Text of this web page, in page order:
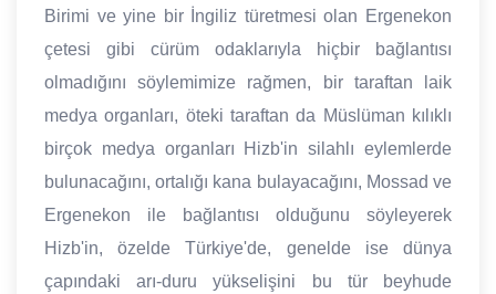
Birimi ve yine bir İngiliz türetmesi olan Ergenekon
çetesi gibi cürüm odaklarıyla hiçbir bağlantısı
olmadığını söylemimize rağmen, bir taraftan laik
medya organları, öteki taraftan da Müslüman kılıklı
birçok medya organları Hizb'in silahlı eylemlerde
bulunacağını, ortalığı kana bulayacağını, Mossad ve
Ergenekon ile bağlantısı olduğunu söyleyerek
Hizb'in, özelde Türkiye'de, genelde ise dünya
çapındaki arı-duru yükselişini bu tür beyhude